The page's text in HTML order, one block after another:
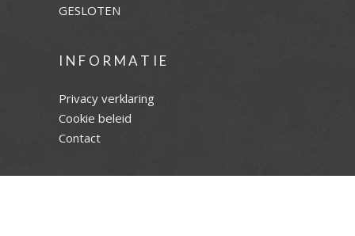
GESLOTEN
INFORMATIE
Privacy verklaring
Cookie beleid
Contact